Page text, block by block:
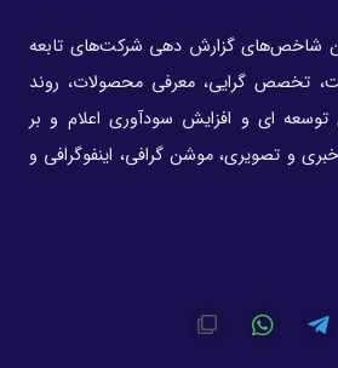
شاخص‌های گزارش دهی شرکت‌های تابعه
تخصص گرایی، معرفی محصولات، روند
ای و افزایش سودآوری اعلام و بر
و تصویری، موشن گرافی، اینفوگرافی و